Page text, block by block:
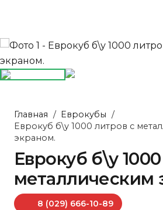
Главная / Еврокубы /
Еврокуб б\у 1000 литров с
экраном.
Еврокуб б\у
металлическим
8 (029) 666-10-89